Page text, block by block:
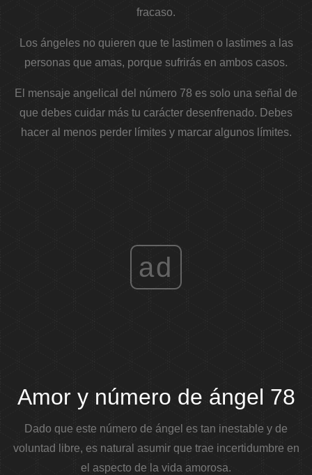
fracaso.
Los ángeles no quieren que te lastimen o lastimes a las
personas que amas, porque sufrirás en ambos casos.
El mensaje angelical del número 78 es solo una señal de
que debes cuidar más tu carácter desenfrenado. Debes
hacer al menos perder límites y marcar algunos límites.
ad
Amor y número de ángel 78
Dado que este número de ángel es tan inestable y de
voluntad libre, es natural asumir que trae incertidumbre en
el aspecto de la vida amorosa.